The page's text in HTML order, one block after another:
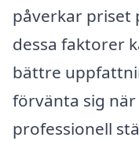
påverkar priset
dessa faktorer
bättre
förvänta sig
professionell